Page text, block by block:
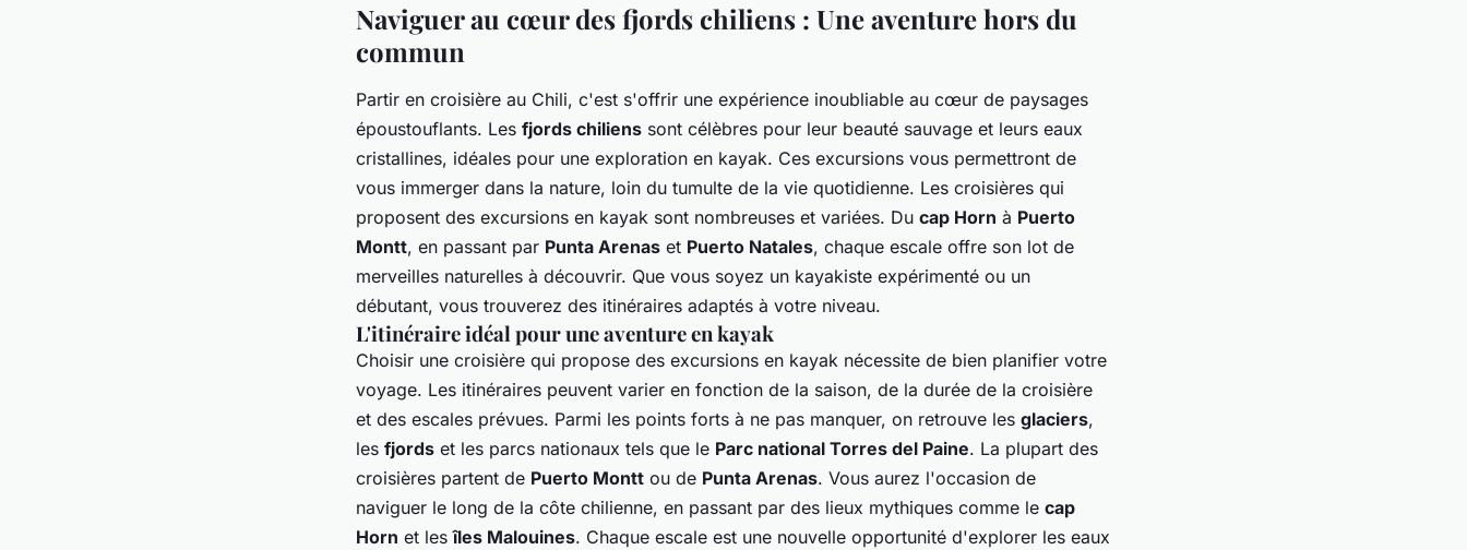
Naviguer au cœur des fjords chiliens : Une aventure hors du
commun
Partir en croisière au Chili, c'est s'offrir une expérience inoubliable au cœur de paysages
époustouflants. Les fjords chiliens sont célèbres pour leur beauté sauvage et leurs eaux
cristallines, idéales pour une exploration en kayak. Ces excursions vous permettront de
vous immerger dans la nature, loin du tumulte de la vie quotidienne. Les croisières qui
proposent des excursions en kayak sont nombreuses et variées. Du cap Horn à Puerto
Montt, en passant par Punta Arenas et Puerto Natales, chaque escale offre son lot de
merveilles naturelles à découvrir. Que vous soyez un kayakiste expérimenté ou un
débutant, vous trouverez des itinéraires adaptés à votre niveau.
L'itinéraire idéal pour une aventure en kayak
Choisir une croisière qui propose des excursions en kayak nécessite de bien planifier votre
voyage. Les itinéraires peuvent varier en fonction de la saison, de la durée de la croisière
et des escales prévues. Parmi les points forts à ne pas manquer, on retrouve les glaciers,
les fjords et les parcs nationaux tels que le Parc national Torres del Paine. La plupart des
croisières partent de Puerto Montt ou de Punta Arenas. Vous aurez l'occasion de
naviguer le long de la côte chilienne, en passant par des lieux mythiques comme le cap
Horn et lesîles Malouines. Chaque escale est une nouvelle opportunité d'explorer les eaux